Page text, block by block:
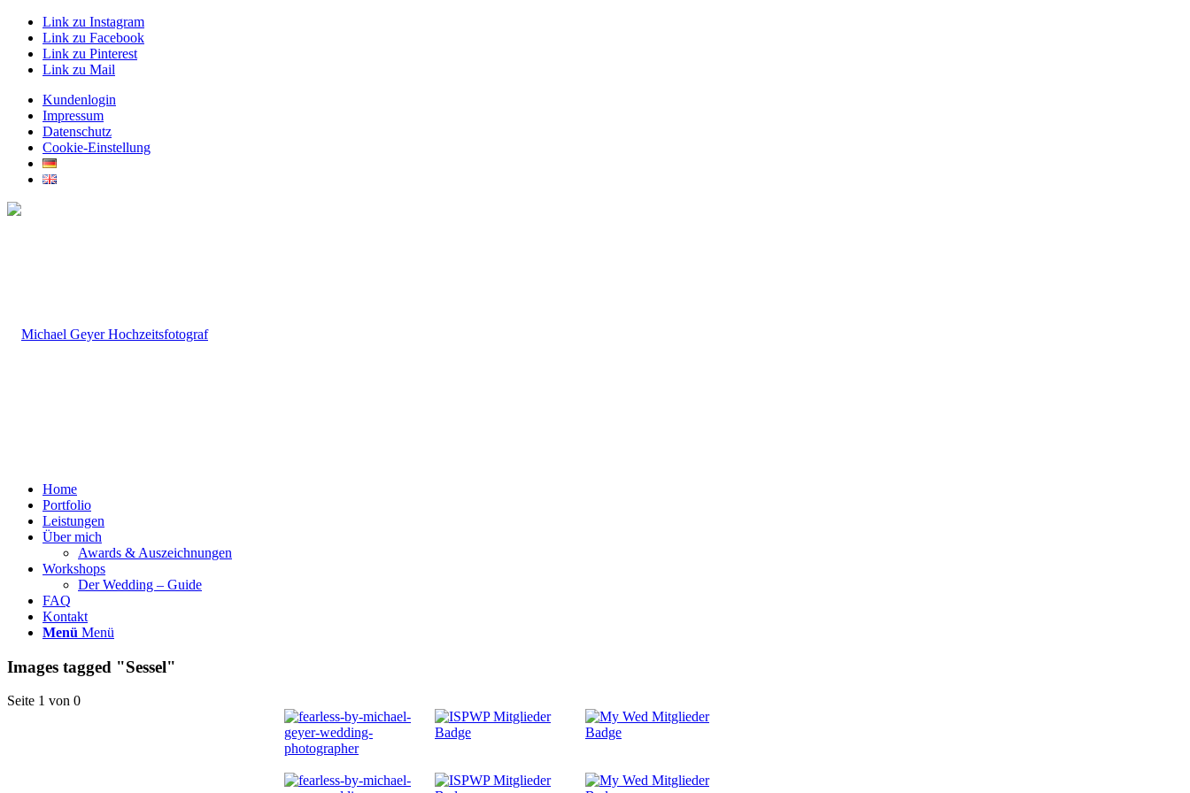
Link zu Instagram
Link zu Facebook
Link zu Pinterest
Link zu Mail
Kundenlogin
Impressum
Datenschutz
Cookie-Einstellung
Home
Portfolio
Leistungen
Über mich
Awards & Auszeichnungen
Workshops
Der Wedding – Guide
FAQ
Kontakt
Menü Menü
Images tagged "Sessel"
Seite 1 von 0